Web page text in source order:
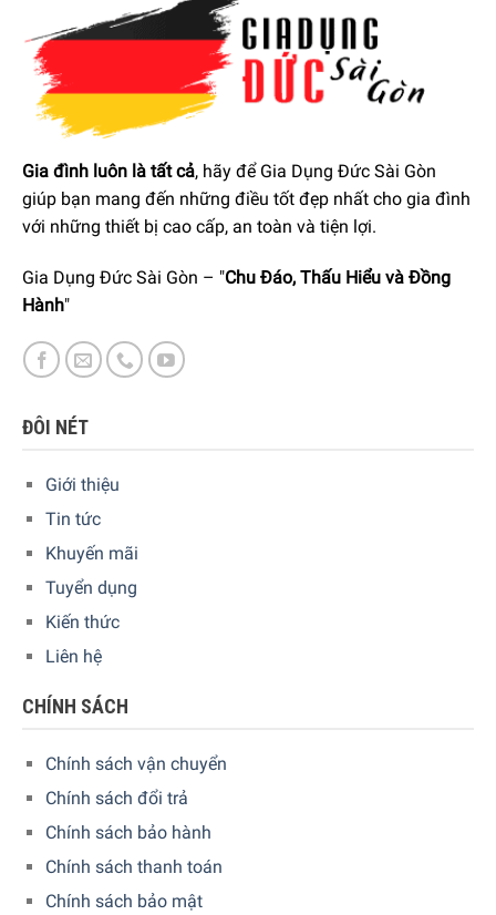
Gợi ý điều chỉnh nhiệt độ khi bảo quản rượu vang với
tủ bảo quản rượu vang Bosch KUW21AHG0 serie 6
• 7°C – 8°C: Rượu vang trắng nhẹ như Riesling và Sylvaner,
• 10°C – 11°C: Rượu vang trắng và hồng như Spätlesen
trắng, Chardonnays,..
• 12°C – 13°C: Rượu vang trắng nhiều lớp, mạnh như
Trockenbeerenauslese
Portugieser màu xanh, Beaujolais
• 16°C – 17°C: Rượu vang đỏ đậm như Spätburgunder,
Dornfelder, Lemberger hoặc đỏ Bordeaux
• 18°C: Rượu vang đỏ mạnh như Spätburgunder và
Lemberger Auslesen
Thông số lắp đặt
Quý khách có thể tham khảo kích thước lắp đặt của thiết bị
để có thể chuẩn bị một không gian phù hợp nhất.
Gia đình luôn là tất cả, hãy để Gia Dụng Đức Sài Gòn
giúp bạn mang đến những điều tốt đẹp nhất cho gia đình
với những thiết bị cao cấp, an toàn và tiện lợi.
Gia Dụng Đức Sài Gòn – "Chu Đáo, Thấu Hiểu và Đồng
Hành"
ĐÔI NÉT
Giới thiệu
Tin tức
Khuyến mãi
Tuyển dụng
Kiến thức
Liên hệ
CHÍNH SÁCH
Chính sách vận chuyển
Chính sách đổi trả
Chính sách bảo hành
Chính sách thanh toán
Chính sách bảo mật